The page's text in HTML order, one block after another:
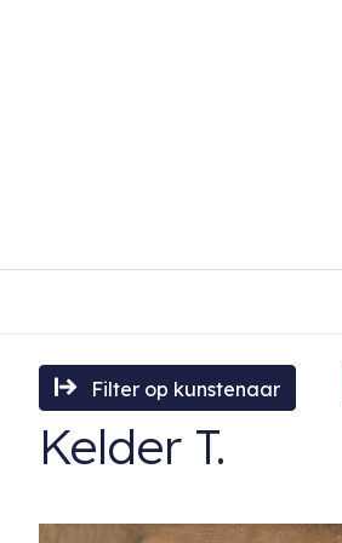
Filter op kunstenaar
Kelder T.